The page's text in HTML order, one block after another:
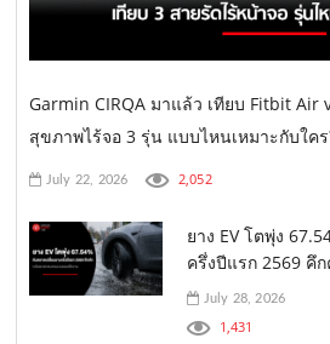
Garmin CIRQA มาแล้ว เทียบ Fitbit Air
สุขภาพไร้จอ 3 รุ่น แบบไหนเหมาะกับใคร
July 22, 2026 2,052
ยาง EV โตพุ่ง
ครึ่งปีแรก 2569 คึ
July 28, 2026
1,431